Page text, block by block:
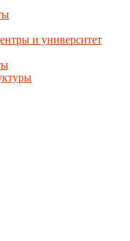
и университет